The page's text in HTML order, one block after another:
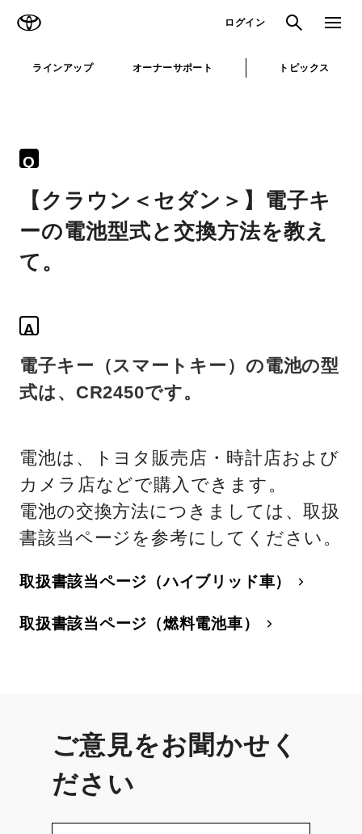
ログイン 検索 メニュ
ラインアップ オーナーサポート トピックス
Q
【クラウン＜セダン＞】電子キ
ーの電池型式と交換方法を教え
て。
A
電子キー（スマートキー）の電池の型
式は、CR2450です。
電池は、トヨタ販売店・時計店および
カメラ店などで購入できます。
電池の交換方法につきましては、取扱
書該当ページを参考にしてください。
取扱書該当ページ（ハイブリッド車）
取扱書該当ページ（燃料電池車）
ご意見をお聞かせく
ださい